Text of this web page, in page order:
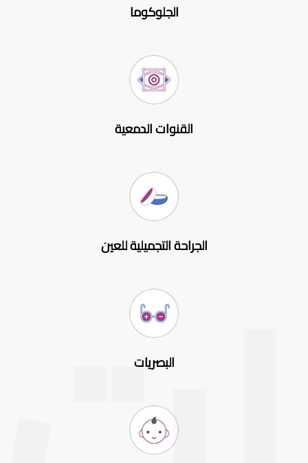
الجلوكوما
القنوات الدمعية
الجراحة التجميلية للعين
البصريات